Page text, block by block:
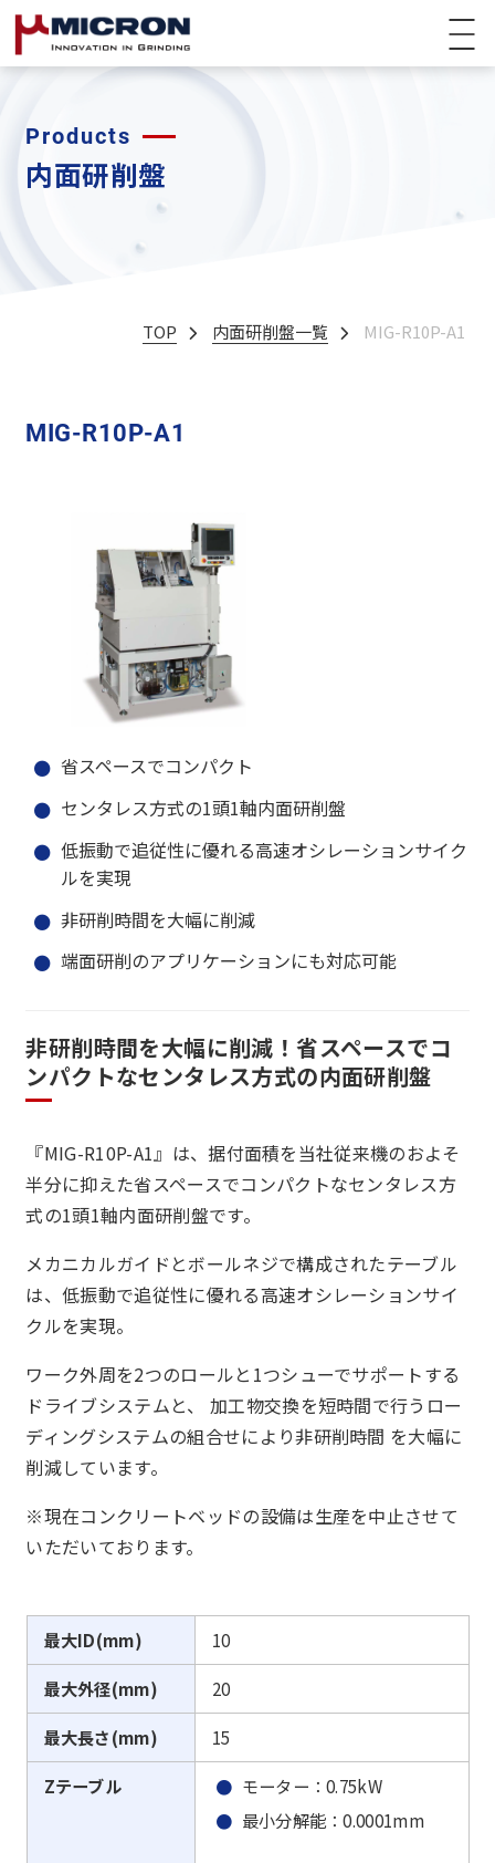
Products
内面研削盤
TOP 内面研削盤一覧 MIG-R10P-A1
MIG-R10P-A1
省スペースでコンパクト
センタレス方式の1頭1軸内面研削盤
低振動で追従性に優れる高速オシレーションサイク
ルを実現
非研削時間を大幅に削減
端面研削のアプリケーションにも対応可能
非研削時間を大幅に削減！省スペースでコ
ンパクトなセンタレス方式の内面研削盤
『MIG-R10P-A1』は、据付面積を当社従来機のおよそ
半分に抑えた省スペースでコンパクトなセンタレス方
式の1頭1軸内面研削盤です。
メカニカルガイドとボールネジで構成されたテーブル
は、低振動で追従性に優れる高速オシレーションサイ
クルを実現。
ワーク外周を2つのロールと1つシューでサポートする
ドライブシステムと、 加工物交換を短時間で行うロー
ディングシステムの組合せにより非研削時間 を大幅に
削減しています。
※現在コンクリートベッドの設備は生産を中止させて
いただいております。
最大ID(mm)
10
最大外径(mm)
20
最大長さ(mm)
15
Zテーブル
モーター：0.75kW
最小分解能：0.0001mm